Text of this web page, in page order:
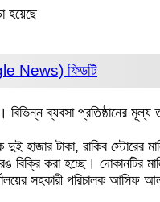
হয়েছে
News) ফিডটি
ব্যবসা প্রতিষ্ঠানের
হাজার টাকা, রাকিব স্টোরের
বিক্রি করা হচ্ছে। দোকানটির
সহকারী পরিচালক